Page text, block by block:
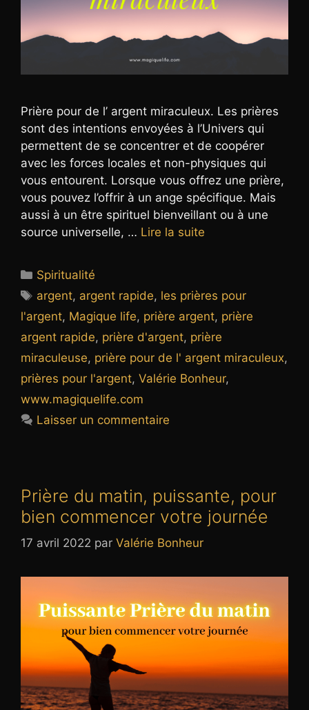
Prière pour de l’ argent miraculeux. Les prières
sont des intentions envoyées à l’Univers qui
permettent de se concentrer et de coopérer
avec les forces locales et non-physiques qui
vous entourent. Lorsque vous offrez une prière,
vous pouvez l’offrir à un ange spécifique. Mais
aussi à un être spirituel bienveillant ou à une
source universelle, … Lire la suite
Catégories
Spiritualité
Étiquettes
argent, argent rapide, les prières pour
l'argent, Magique life, prière argent, prière
argent rapide, prière d'argent, prière
miraculeuse, prière pour de l' argent miraculeux,
prières pour l'argent, Valérie Bonheur,
www.magiquelife.com
Laisser un commentaire
Prière du matin, puissante, pour
bien commencer votre journée
17 avril 2022 par Valérie Bonheur